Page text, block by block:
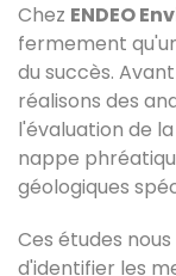
Chez ENDEO
fermement
du succès.
réalisons des
l'évaluation de
nappe
géologiques
Ces études
d'identifier les